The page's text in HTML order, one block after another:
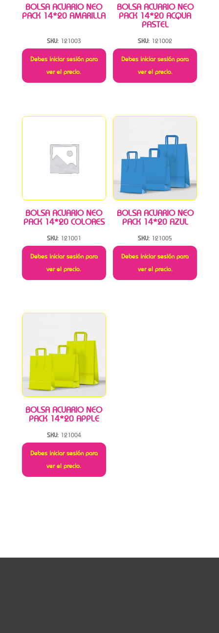
BOLSA ACUARIO NEO
PACK 14*20 AMARILLA
SKU: 121003
Debes iniciar sesión para
ver el precio.
BOLSA ACUARIO NEO
PACK 14*20 ACQUA
PASTEL
SKU: 121002
Debes iniciar sesión para
ver el precio.
BOLSA ACUARIO NEO
PACK 14*20 COLORES
SKU: 121001
Debes iniciar sesión para
ver el precio.
BOLSA ACUARIO NEO
PACK 14*20 AZUL
SKU: 121005
Debes iniciar sesión para
ver el precio.
BOLSA ACUARIO NEO
PACK 14*20 APPLE
SKU: 121004
Debes iniciar sesión para
ver el precio.